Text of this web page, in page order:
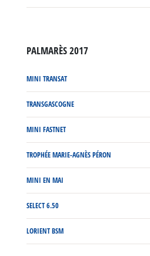
PALMARÈS 2017
MINI TRANSAT
TRANSGASCOGNE
MINI FASTNET
TROPHÉE MARIE-AGNÈS PÉRON
MINI EN MAI
SELECT 6.50
LORIENT BSM